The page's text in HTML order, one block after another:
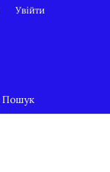
Пошук
Увійти